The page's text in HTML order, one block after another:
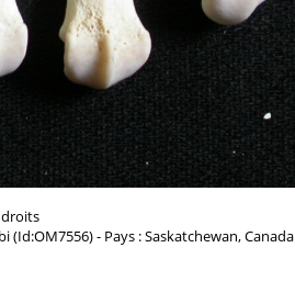
droits
- Pays : Saskatchewan, Canada